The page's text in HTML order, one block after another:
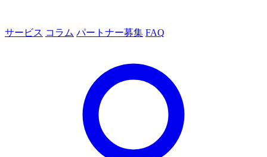
サービス コラム パートナー募集 FAQ